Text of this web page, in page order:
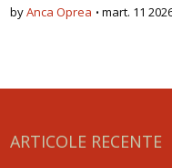
byAnca Oprea mart. 11
ARTICOLE RECENTE